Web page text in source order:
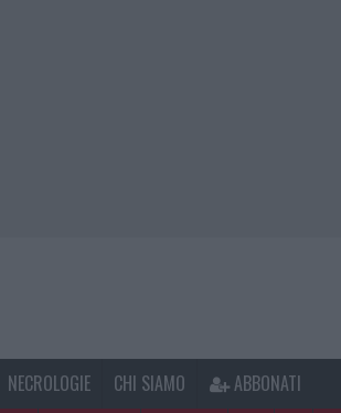
NECROLOGIE CHI SIAMO ABBONATI